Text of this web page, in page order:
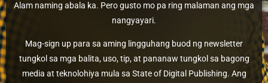
Alam naming abala ka. Pero gusto mo pa ring malaman ang mga
nangyayari.
Mag-sign up para sa aming lingguhang buod ng newsletter
tungkol sa mga balita, uso, tip, at pananaw tungkol sa bagong
media at teknolohiya mula sa State of Digital Publishing. Ang